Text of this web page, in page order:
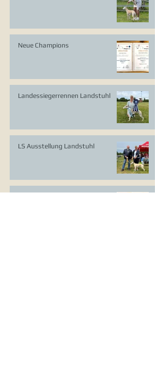
Neue Champions
Landessiegerrennen Landstuhl
LS Ausstellung Landstuhl